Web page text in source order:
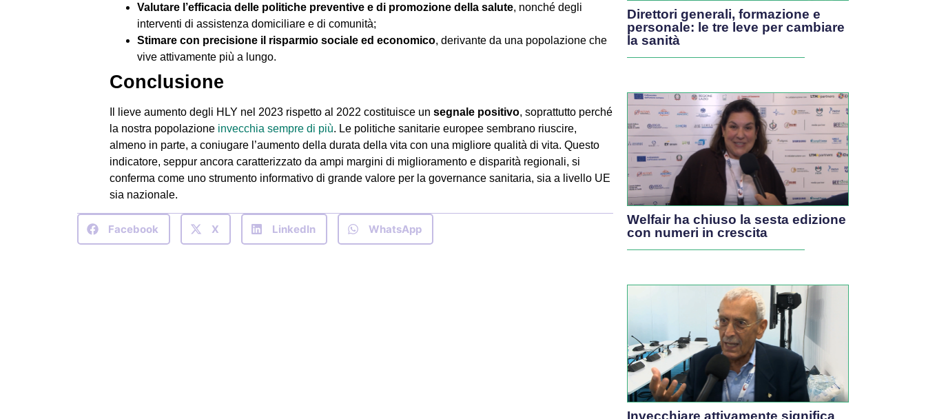
Valutare l’efficacia delle politiche preventive e di promozione della salute, nonché degli
interventi di assistenza domiciliare e di comunità;
Stimare con precisione il risparmio sociale ed economico, derivante da una popolazione che
vive attivamente più a lungo.
Conclusione
Il lieve aumento degli HLY nel 2023 rispetto al 2022 costituisce un segnale positivo, soprattutto perché
la nostra popolazione invecchia sempre di più. Le politiche sanitarie europee sembrano riuscire,
almeno in parte, a coniugare l’aumento della durata della vita con una migliore qualità di vita. Questo
indicatore, seppur ancora caratterizzato da ampi margini di miglioramento e disparità regionali, si
conferma come uno strumento informativo di grande valore per la governance sanitaria, sia a livello UE
sia nazionale.
Facebook X LinkedIn WhatsApp
Direttori generali, formazione e
personale: le tre leve per cambiare
la sanità
Welfair ha chiuso la sesta edizione
con numeri in crescita
Invecchiare attivamente significa